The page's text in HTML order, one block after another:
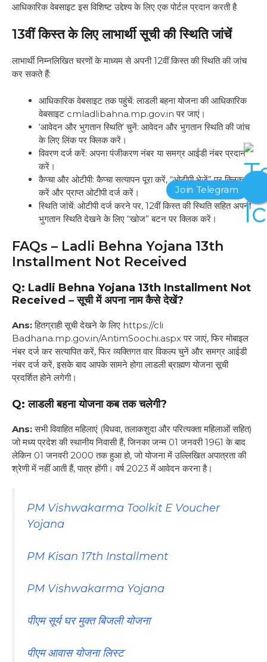
आधिकारिक वेबसाइट इस विशिष्ट उद्देश्य के लिए एक पोर्टल प्रदान करती है
13वीं किस्त के लिए लाभार्थी सूची की स्थिति जांचें
लाभार्थी निम्नलिखित चरणों के माध्यम से अपनी 12वीं किस्त की स्थिति की जांच
कर सकते हैं:
आधिकारिक वेबसाइट तक पहुंचें: लाडली बहना योजना की आधिकारिक
वेबसाइट cmladlibahna.mp.gov.in पर जाएं।
‘आवेदन और भुगतान स्थिति’ चुनें: आवेदन और भुगतान स्थिति की जांच
के लिए लिंक पर क्लिक करें।
विवरण दर्ज करें: अपना पंजीकरण नंबर या समग्र आईडी नंबर प्रदान
करें।
कैप्चा और ओटीपी: कैप्चा सत्यापन पूरा करें, “ओटीपी भेजें” पर क्लिक
करें और प्राप्त ओटीपी दर्ज करें।
स्थिति जांचें: ओटीपी दर्ज करने पर, 12वीं किस्त की स्थिति सहित अपनी
भुगतान स्थिति देखने के लिए “खोज” बटन पर क्लिक करें।
FAQs – Ladli Behna Yojana 13th
Installment Not Received
Q: Ladli Behna Yojana 13th Installment Not
Received –सूची में अपना नाम कैसे देखें?
Ans:हितग्राही सूची देखने के लिए https://cli
Badhana.mp.gov.in/AntimSoochi.aspx पर जाएं, फिर मोबाइल
नंबर दर्ज कर सत्यापित करें, फिर व्यक्तिगत वार विकल्प चुनें और समग्र आईडी
नंबर दर्ज करें, इसके बाद आपके सामने होगा लाडली ब्राह्मण योजना सूची
प्रदर्शित होने लगेगी।
Q: लाडली बहना योजना कब तक चलेगी?
Ans:सभी विवाहित महिलाएं (विधवा, तलाकशुदा और परित्यक्ता महिलाओं सहित)
जो मध्य प्रदेश की स्थानीय निवासी हैं, जिनका जन्म 01 जनवरी 1961 के बाद
लेकिन 01 जनवरी 2000 तक हुआ हो, जो योजना में उल्लिखित अपात्रता की
श्रेणी में नहीं आती हैं, पात्र होंगी। वर्ष 2023 में आवेदन करना है।
PM Vishwakarma Toolkit E Voucher
Yojana
PM Kisan 17th Installment
PM Vishwakarma Yojana
पीएम सूर्य घर मुक्त बिजली योजना
पीएम आवास योजना लिस्ट